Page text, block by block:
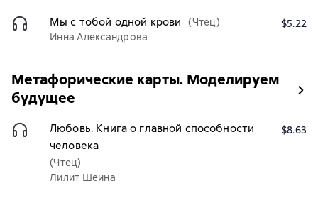
Мы с тобой одной крови
(Чтец)
Инна Александрова
$5.22
Метафорические карты. Моделируем
будущее
Любовь. Книга о главной способности
человека
(Чтец)
Лилит Шеина
$8.63